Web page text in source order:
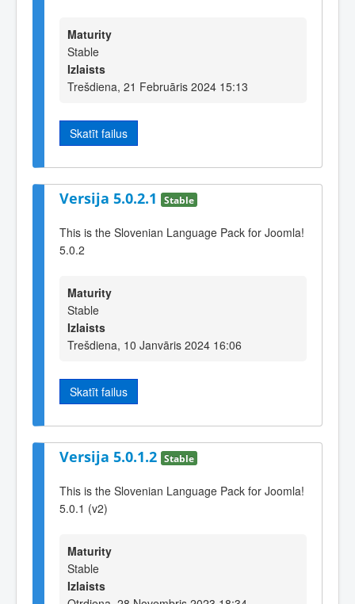
Maturity
Stable
Izlaists
Trešdiena, 21 Februāris 2024 15:13
Skatīt failus
Versija 5.0.2.1 Stable
This is the Slovenian Language Pack for Joomla!
5.0.2
Maturity
Stable
Izlaists
Trešdiena, 10 Janvāris 2024 16:06
Skatīt failus
Versija 5.0.1.2 Stable
This is the Slovenian Language Pack for Joomla!
5.0.1 (v2)
Maturity
Stable
Izlaists